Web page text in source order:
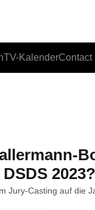
TV-KalenderContact
2023?
Jury-Casting auf die